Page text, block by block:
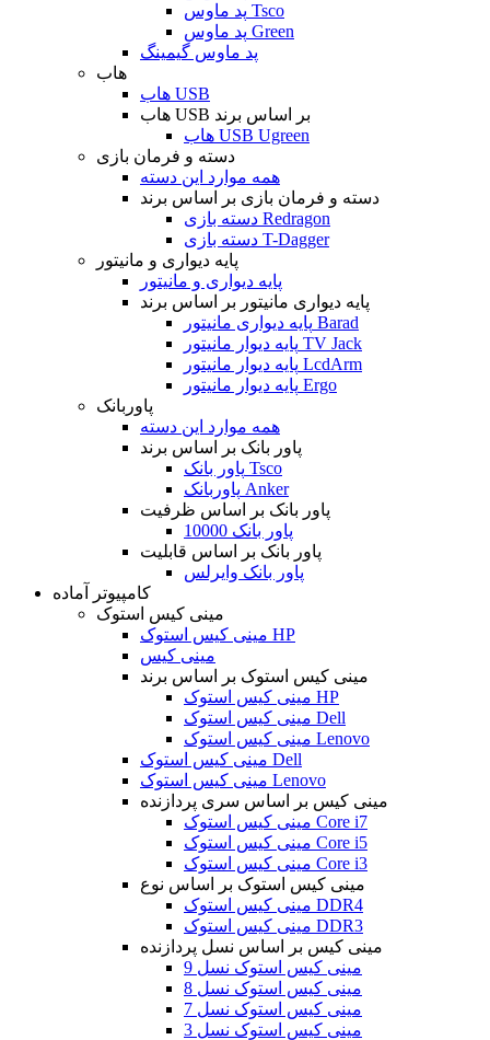
پد ماوس Tsco
پد ماوس Green
پد ماوس گیمینگ
هاب
هاب USB
هاب USB بر اساس برند
هاب USB Ugreen
دسته و فرمان بازی
همه موارد این دسته
دسته و فرمان بازی بر اساس برند
دسته بازی Redragon
دسته بازی T-Dagger
پایه دیواری و مانیتور
پایه دیواری و مانیتور
پایه دیواری مانیتور بر اساس برند
پایه دیواری مانیتور Barad
پایه دیوار مانیتور TV Jack
پایه دیوار مانیتور LcdArm
پایه دیوار مانیتور Ergo
پاوربانک
همه موارد این دسته
پاور بانک بر اساس برند
پاور بانک Tsco
پاوربانک Anker
پاور بانک بر اساس ظرفیت
پاور بانک 10000
پاور بانک بر اساس قابلیت
پاور بانک وایرلس
کامپیوتر آماده
مینی کیس استوک
مینی کیس استوک HP
مینی کیس
مینی کیس استوک بر اساس برند
مینی کیس استوک HP
مینی کیس استوک Dell
مینی کیس استوک Lenovo
مینی کیس استوک Dell
مینی کیس استوک Lenovo
مینی کیس بر اساس سری پردازنده
مینی کیس استوک Core i7
مینی کیس استوک Core i5
مینی کیس استوک Core i3
مینی کیس استوک بر اساس نوع
مینی کیس استوک DDR4
مینی کیس استوک DDR3
مینی کیس بر اساس نسل پردازنده
مینی کیس استوک نسل 9
مینی کیس استوک نسل 8
مینی کیس استوک نسل 7
مینی کیس استوک نسل 3